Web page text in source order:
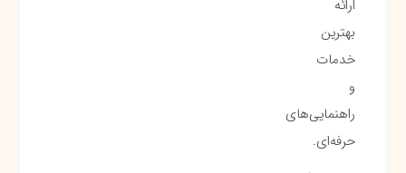
ارائه
بهترین
خدمات
و
راهنمایی‌های
حرفه‌ای.